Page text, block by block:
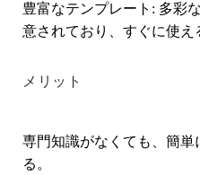
豊富なテンプレート : 多彩
意されており、すぐに使え
メリット
専門知識がなくても、簡単
る。